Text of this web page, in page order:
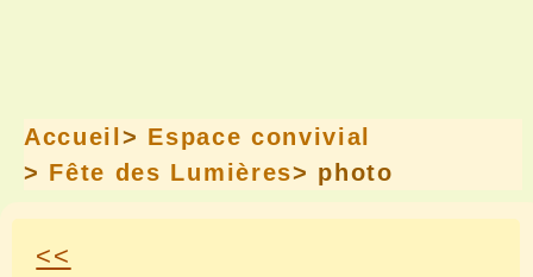
Accueil > Espace convivial
> Fête des Lumières> photo
<<